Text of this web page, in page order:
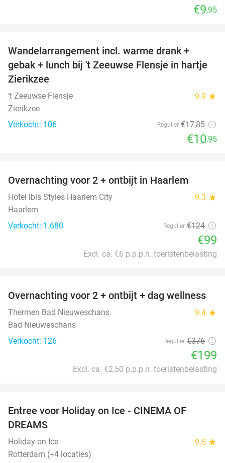
€9,95
Wandelarrangement incl. warme drank +
gebak + lunch bij 't Zeeuwse Flensje in hartje
Zierikzee
‘t Zeeuwse Flensje 9.9 star
Zierikzee
Verkocht: 106
Regulier €17,85
€10,95
Overnachting voor 2 + ontbijt in Haarlem
Hotel ibis Styles Haarlem City 9.3 star
Haarlem
Verkocht: 1.680
Regulier €124
€99
Excl. ca. €6 p.p.p.n. toeristenbelasting
47%
Overnachting voor 2 + ontbijt + dag wellness
Thermen Bad Nieuweschans 9.4 star
Bad Nieuweschans
Verkocht: 126
Regulier €376
€199
Excl. ca. €2,50 p.p.p.n. toeristenbelasting
Entree voor Holiday on Ice - CINEMA OF
DREAMS
Holiday on Ice 9.5 star
Rotterdam (+4 locaties)